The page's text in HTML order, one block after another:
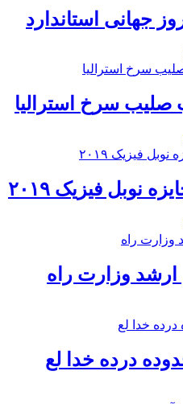
صلیب سرخ استرالیا
نوبل فیزیک ۲۰۱۹
ارشد وزارت راه
درده خدا لع